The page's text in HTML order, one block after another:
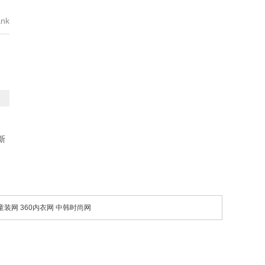
装网 360内衣网 中韩时尚网